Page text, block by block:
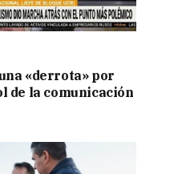
«derrota» por
de la comunicación